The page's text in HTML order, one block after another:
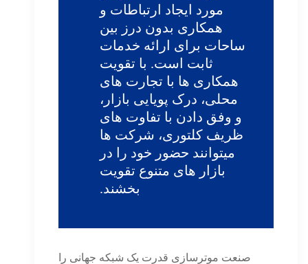
مورد ایجاد ارتباطات و
همکاری بدون درز بین
ساحات برای ارائه خدمات
ثابت است. با تقویت
همکاری ها با تجارت های
محلی، درک پویایی بازار،
و وفق دادن با تفاوت های
ظریف کلتوری، شرکت ها
میتوانند حضور خود را در
بازار های متنوع تقویت
بخشند.
صنعت موترسازی قدرت یک شبکه جهانی را